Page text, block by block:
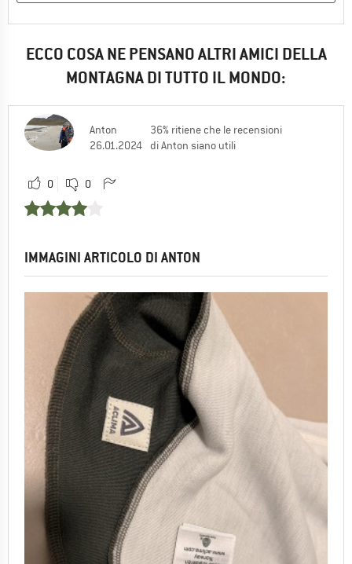
ECCO COSA NE PENSANO ALTRI AMICI DELLA
MONTAGNA DI TUTTO IL MONDO:
Anton
26.01.2024
36% ritiene che le recensioni
di Anton siano utili
0 0
IMMAGINI ARTICOLO DI ANTON